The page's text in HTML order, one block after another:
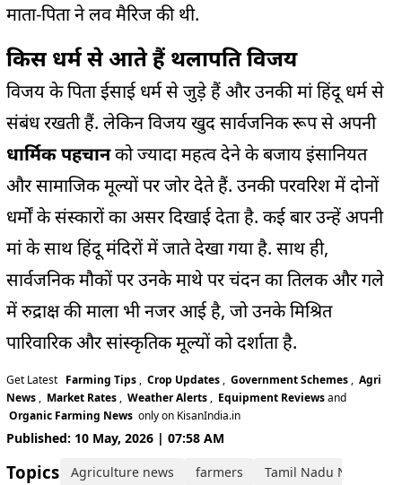
माता-पिता ने लव मैरिज की थी.
किस धर्म से आते हैं थलापति विजय
विजय के पिता ईसाई धर्म से जुड़े हैं और उनकी मां हिंदू धर्म से
संबंध रखती हैं. लेकिन विजय खुद सार्वजनिक रूप से अपनी
धार्मिक पहचानको ज्यादा महत्व देने के बजाय इंसानियत
और सामाजिक मूल्यों पर जोर देते हैं. उनकी परवरिश में दोनों
धर्मों के संस्कारों का असर दिखाई देता है. कई बार उन्हें अपनी
मां के साथ हिंदू मंदिरों में जाते देखा गया है. साथ ही,
सार्वजनिक मौकों पर उनके माथे पर चंदन का तिलक और गले
में रुद्राक्ष की माला भी नजर आई है, जो उनके मिश्रित
पारिवारिक और सांस्कृतिक मूल्यों को दर्शाता है.
Get Latest Farming Tips , Crop Updates , Government Schemes , Agri
News , Market Rates , Weather Alerts , Equipment Reviewsand
Organic Farming News only on KisanIndia.in
Published: 10 May, 2026 | 07:58 AM
Topics: Agriculture news farmers Tamil Nadu News